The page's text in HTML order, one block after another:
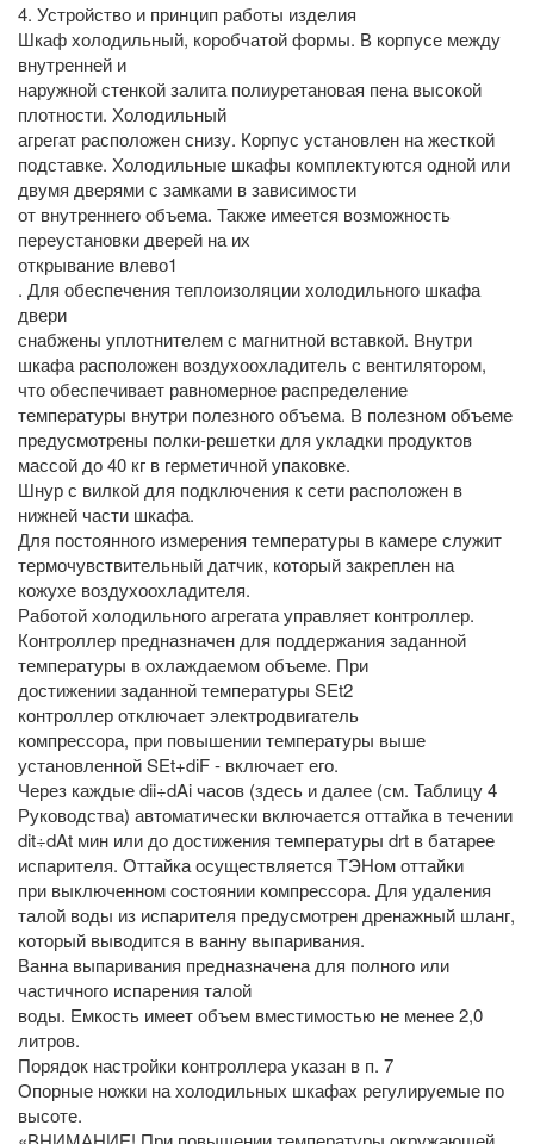
4. Устройство и принцип работы изделия
Шкаф холодильный, коробчатой формы. В корпусе между
внутренней и
наружной стенкой залита полиуретановая пена высокой
плотности. Холодильный
агрегат расположен снизу. Корпус установлен на жесткой
подставке. Холодильные шкафы комплектуются одной или
двумя дверями с замками в зависимости
от внутреннего объема. Также имеется возможность
переустановки дверей на их
открывание влево1
. Для обеспечения теплоизоляции холодильного шкафа
двери
снабжены уплотнителем с магнитной вставкой. Внутри
шкафа расположен воздухоохладитель с вентилятором,
что обеспечивает равномерное распределение
температуры внутри полезного объема. В полезном объеме
предусмотрены полки-решетки для укладки продуктов
массой до 40 кг в герметичной упаковке.
Шнур с вилкой для подключения к сети расположен в
нижней части шкафа.
Для постоянного измерения температуры в камере служит
термочувствительный датчик, который закреплен на
кожухе воздухоохладителя.
Работой холодильного агрегата управляет контроллер.
Контроллер предназначен для поддержания заданной
температуры в охлаждаемом объеме. При
достижении заданной температуры SEt2
контроллер отключает электродвигатель
компрессора, при повышении температуры выше
установленной SEt+diF - включает его.
Через каждые dii÷dAi часов (здесь и далее (см. Таблицу 4
Руководства) автоматически включается оттайка в течении
dit÷dAt мин или до достижения температуры drt в батарее
испарителя. Оттайка осуществляется ТЭНом оттайки
при выключенном состоянии компрессора. Для удаления
талой воды из испарителя предусмотрен дренажный шланг,
который выводится в ванну выпаривания.
Ванна выпаривания предназначена для полного или
частичного испарения талой
воды. Емкость имеет объем вместимостью не менее 2,0
литров.
Порядок настройки контроллера указан в п. 7
Опорные ножки на холодильных шкафах регулируемые по
высоте.